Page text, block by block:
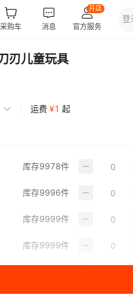
刃儿童玩具
运费 ¥1 起
库存9978件
库存9996件
库存9999件
库存9999件